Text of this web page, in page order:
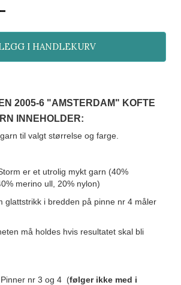
I HANDLEKURV
2005-6 "AMSTERDAM" KOFTE
INNEHOLDER:
til valgt størrelse og farge.
er et utrolig mykt garn (40%
merino ull, 20% nylon)
glattstrikk i bredden på pinne nr 4 måler
må holdes hvis resultatet skal bli
nr 3 og 4 (følger ikke med i